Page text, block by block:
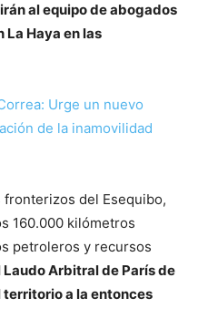
al equipo de abogados
La Haya en las
Urge un nuevo
de la inamovilidad
del Esequibo,
160.000 kilómetros
petroleros y recursos
Arbitral de París de
territorio a la entonces